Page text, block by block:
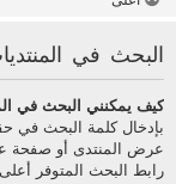
البحث في
كيف يمكنني البحث في
بإدخال كلمة البحث في
عرض المنتدى أو صفحة
رابط البحث المتوفر